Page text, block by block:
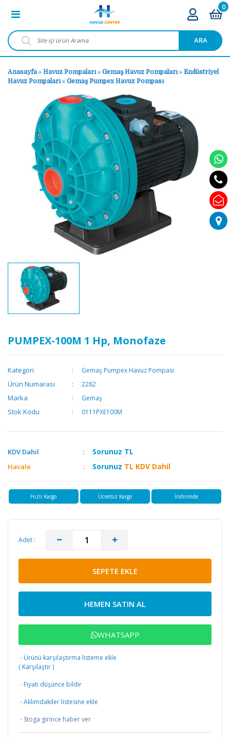
ARA
0
Anasayfa» Havuz Pompaları» Gemaş Havuz Pompaları» Endüstriyel
Havuz Pompaları» Gemaş Pumpex Havuz Pompası
PUMPEX-100M 1 Hp, Monofaze
Kategori Gemaş Pumpex Havuz Pompası
Ürün Numarası 2282
Marka Gemaş
Stok Kodu 0111PXE100M
KDV Dahil Sorunuz TL
Havale Sorunuz TL KDV Dahil
Hızlı Kargo Ücretsiz Kargo İndirimde
Adet :
SEPETE EKLE
HEMEN SATIN AL
WHATSAPP
· Ürünü karşılaştırma listeme ekle
( Karşılaştır)
· Fiyatı düşünce bildir
· Aklımdakiler listesine ekle
· Stoga girince haber ver